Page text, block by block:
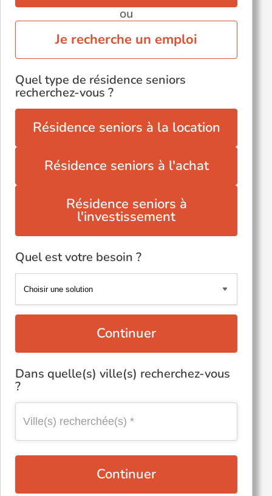
ou
Je recherche un emploi
Quel type de résidence seniors
recherchez-vous ?
Résidence seniors à la location
Résidence seniors à l'achat
Résidence seniors à
l'investissement
Quel est votre besoin ?
Continuer
Dans quelle(s) ville(s) recherchez-vous
?
Continuer